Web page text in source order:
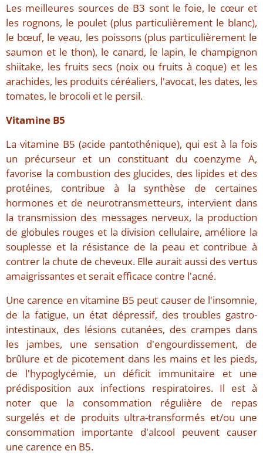
Les meilleures sources de B3 sont le foie, le cœur et
les rognons, le poulet (plus particulièrement le blanc),
le bœuf, le veau, les poissons (plus particulièrement le
saumon et le thon), le canard, le lapin, le champignon
shiitake, les fruits secs (noix ou fruits à coque) et les
arachides, les produits céréaliers, l'avocat, les dates, les
tomates, le brocoli et le persil.
Vitamine B5
La vitamine B5 (acide pantothénique), qui est à la fois
un précurseur et un constituant du coenzyme A,
favorise la combustion des glucides, des lipides et des
protéines, contribue à la synthèse de certaines
hormones et de neurotransmetteurs, intervient dans
la transmission des messages nerveux, la production
de globules rouges et la division cellulaire, améliore la
souplesse et la résistance de la peau et contribue à
contrer la chute de cheveux. Elle aurait aussi des vertus
amaigrissantes et serait efficace contre l'acné.
Une carence en vitamine B5 peut causer de l'insomnie,
de la fatigue, un état dépressif, des troubles gastro-
intestinaux, des lésions cutanées, des crampes dans
les jambes, une sensation d'engourdissement, de
brûlure et de picotement dans les mains et les pieds,
de l'hypoglycémie, un déficit immunitaire et une
prédisposition aux infections respiratoires. Il est à
noter que la consommation régulière de repas
surgelés et de produits ultra-transformés et/ou une
consommation importante d'alcool peuvent causer
une carence en B5.